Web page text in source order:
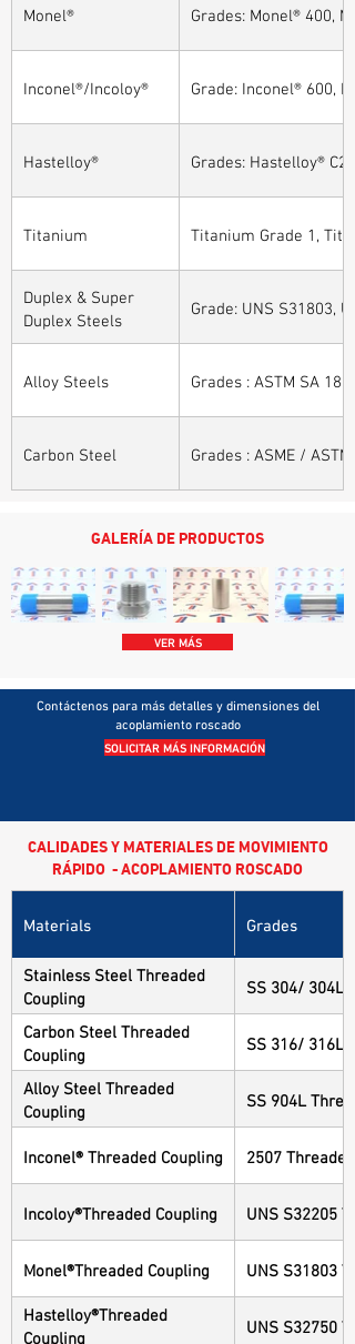
Monel® Grades: Monel® 400,
Inconel®/Incoloy® Grade: Inconel® 600,
Hastelloy® Grades: Hastelloy®
Titanium Titanium Grade 1,
Duplex & Super
Duplex Steels
Grade: UNS S31803,
Alloy Steels Grades : ASTM SA
Carbon Steel Grades : ASME /
GALERÍA DE PRODUCTOS
VER MÁS
Contáctenos para más detalles y dimensiones del
acoplamiento roscado
SOLICITAR MÁS INFORMACIÓN
CALIDADES Y MATERIALES DE MOVIMIENTO
RÁPIDO - ACOPLAMIENTO ROSCADO
Materials Grades
Stainless Steel Threaded
Coupling
SS 304/ 304L
Carbon Steel Threaded
Coupling
SS 316/ 316L
Alloy Steel Threaded
Coupling
SS 904L
Inconel® Threaded Coupling 2507 Threaded
Incoloy®Threaded Coupling UNS S32205
Monel®Threaded Coupling
UNS S31803
Hastelloy®Threaded
Coupling
UNS S32750